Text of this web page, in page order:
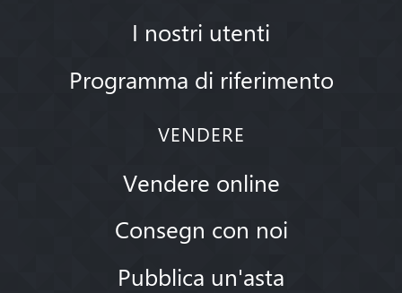
I nostri utenti
Programma di riferimento
VENDERE
Vendere online
Consegn con noi
Pubblica un'asta